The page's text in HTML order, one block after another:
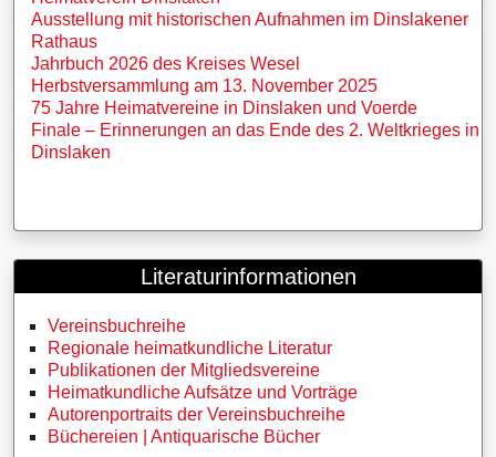
Ausstellung mit historischen Aufnahmen im Dinslakener
Rathaus
Jahrbuch 2026 des Kreises Wesel
Herbstversammlung am 13. November 2025
75 Jahre Heimatvereine in Dinslaken und Voerde
Finale – Erinnerungen an das Ende des 2. Weltkrieges in
Dinslaken
Literaturinformationen
Vereinsbuchreihe
Regionale heimatkundliche Literatur
Publikationen der Mitgliedsvereine
Heimatkundliche Aufsätze und Vorträge
Autorenportraits der Vereinsbuchreihe
Büchereien | Antiquarische Bücher